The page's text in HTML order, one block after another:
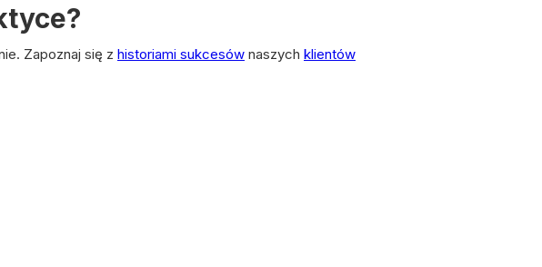
Zapoznaj się z historiami sukcesów naszych klientów